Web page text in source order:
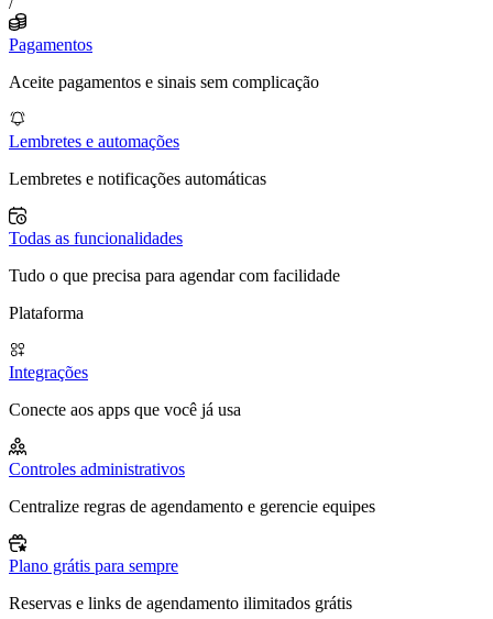
Pagamentos
Aceite pagamentos e sinais sem complicação
Lembretes e automações
Lembretes e notificações automáticas
Todas as funcionalidades
Tudo o que precisa para agendar com facilidade
Plataforma
Integrações
Conecte aos apps que você já usa
Controles administrativos
Centralize regras de agendamento e gerencie equipes
Plano grátis para sempre
Reservas e links de agendamento ilimitados grátis